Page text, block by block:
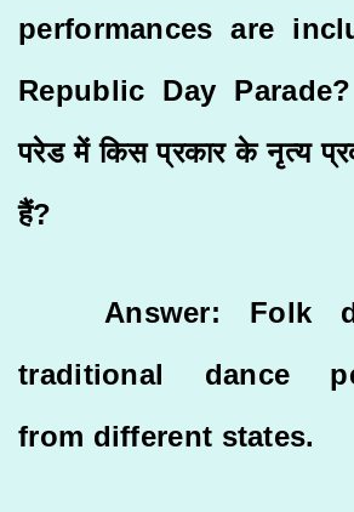
performances are
Republic Day
परेड में किस प्रकार के नृत्य
हैं?
Answer: Folk
traditional dance
from different states.